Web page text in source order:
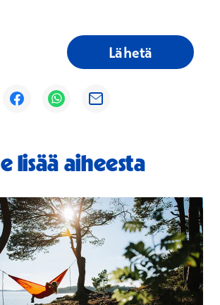
Lähetä
Avautuu uuteen ikkunaan
Avautuu uuteen ikkunaan
Avautuu uuteen ikkunaan
lisää aiheesta